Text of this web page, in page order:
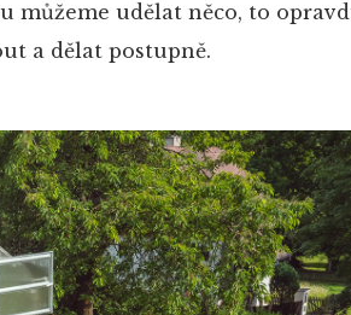
můžeme udělat něco, to
a dělat postupně.